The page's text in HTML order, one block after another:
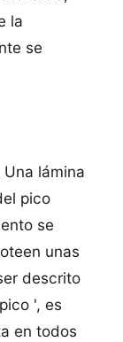
la
se
lámina
pico
se
unas
descrito
', es
en todos